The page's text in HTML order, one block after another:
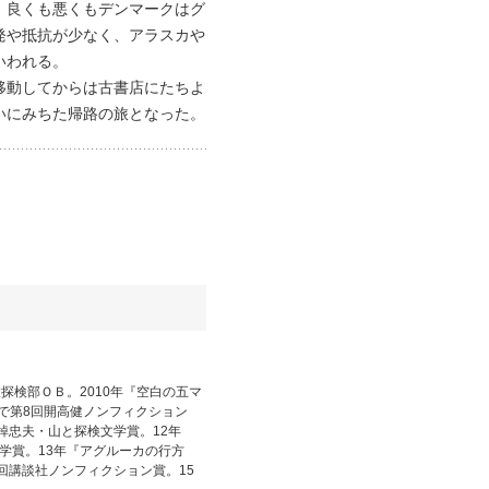
くも悪くもデンマークはグ
抵抗が少なく、アラスカや
れる。
してからは古書店にたちよ
みちた帰路の旅となった。
検部ＯＢ。2010年『空白の五マ
8回開高健ノンフィクション
忠夫・山と探検文学賞。12年
賞。13年『アグルーカの行方
講談社ノンフィクション賞。15